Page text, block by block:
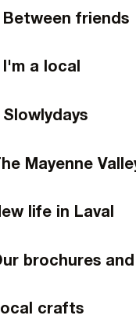
Between friends
I'm a local
Slowlydays
Mayenne
life in Laval
brochures
crafts
Agglo,